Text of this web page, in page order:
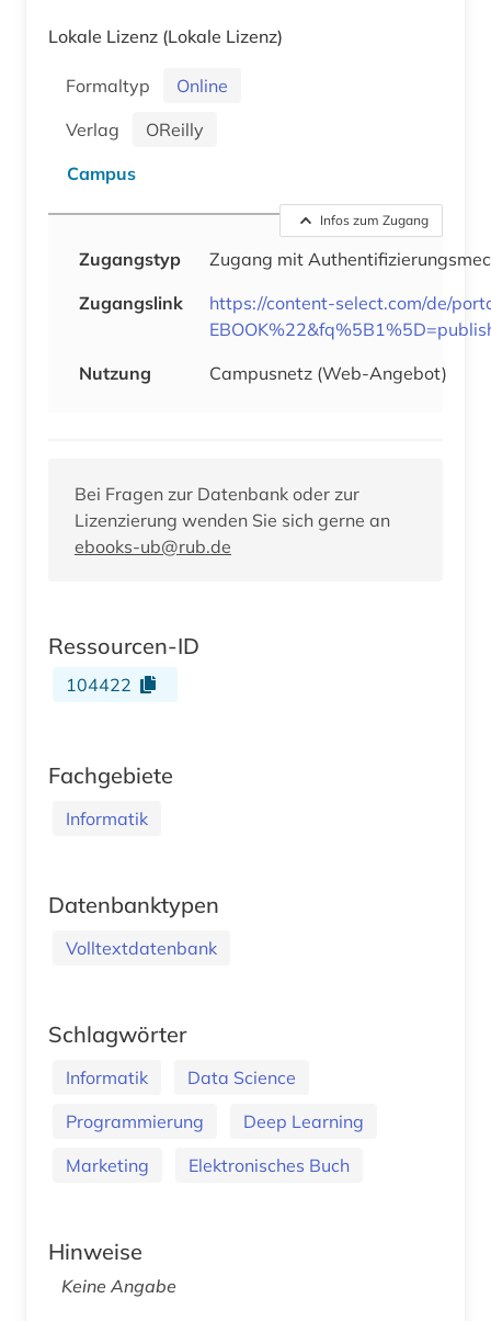
Lokale Lizenz (Lokale Lizenz)
Formaltyp
Online
Verlag
OReilly
Campus
Infos zum Zugang
Zugangstyp
Zugang mit
Zugangslink
https://content-select.com/de/
Nutzung
Campusnetz (Web-Angebot)
Bei Fragen zur Datenbank oder zur
Lizenzierung wenden Sie sich gerne an
ebooks-ub@rub.de
Ressourcen-ID
104422
Fachgebiete
Informatik
Datenbanktypen
Volltextdatenbank
Schlagwörter
Informatik
Data Science
Programmierung
Deep Learning
Marketing
Elektronisches Buch
Hinweise
Keine Angabe